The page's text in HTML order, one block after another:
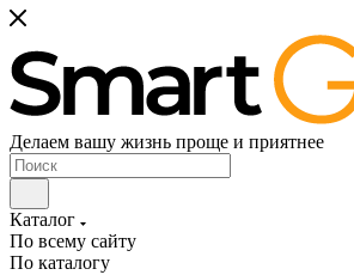
Делаем вашу жизнь проще и приятнее
Каталог
По всему сайту
По каталогу